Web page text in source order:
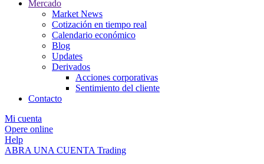
Mercado
Market News
Cotización en tiempo real
Calendario económico
Blog
Updates
Derivados
Acciones corporativas
Sentimiento del cliente
Contacto
Mi cuenta
Opere online
Help
ABRA UNA CUENTA Trading